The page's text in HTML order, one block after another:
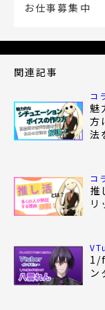
お仕事募集中
関連記事
コ
魅
方
法
コ
推
リ
1/
ン